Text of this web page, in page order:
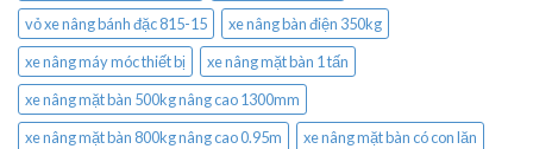
vỏ xe nâng bánh đặc 815-15
xe nâng bàn điện 350kg
xe nâng máy móc thiết bị
xe nâng mặt bàn 1 tấn
xe nâng mặt bàn 500kg nâng cao 1300mm
xe nâng mặt bàn 800kg nâng cao 0.95m
xe nâng mặt bàn có con lăn